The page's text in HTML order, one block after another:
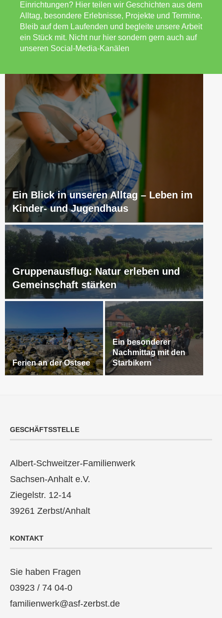
Einrichtungen? Hier teilen wir Geschichten aus dem
Alltag, besondere Erlebnisse, Projekte und Termine.
Bleib auf dem Laufenden und begleite unsere Arbeit
ein Stück mit. Nicht nur hier sondern gern auch auf
unseren Social-Media-Kanälen
Ein Blick in unseren Alltag – Leben im
Kinder- und Jugendhaus
Gruppenausflug: Natur erleben und
Gemeinschaft stärken
Ferien an der Ostsee
Ein besonderer
Nachmittag mit den
Starbikern
GESCHÄFTSSTELLE
Albert-Schweitzer-Familienwerk
Sachsen-Anhalt e.V.
Ziegelstr. 12-14
39261 Zerbst/Anhalt
KONTAKT
Sie haben Fragen
03923 / 74 04-0
familienwerk@asf-zerbst.de